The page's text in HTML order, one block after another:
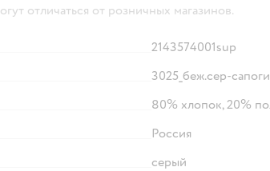
отличаться от розничных магазинов.
2143574001sup
3025_беж.сер-сапоги
80% хлопок, 20%
Россия
серый